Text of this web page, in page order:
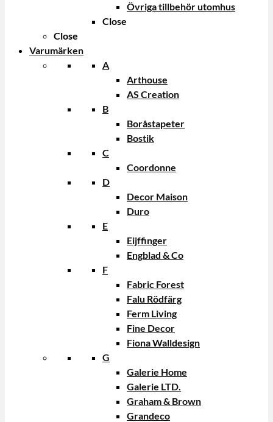
Övriga tillbehör utomhus
Close
Close
Varumärken
A
Arthouse
AS Creation
B
Boråstapeter
Bostik
C
Coordonne
D
Decor Maison
Duro
E
Eijffinger
Engblad & Co
F
Fabric Forest
Falu Rödfärg
Ferm Living
Fine Decor
Fiona Walldesign
G
Galerie Home
Galerie LTD.
Graham & Brown
Grandeco